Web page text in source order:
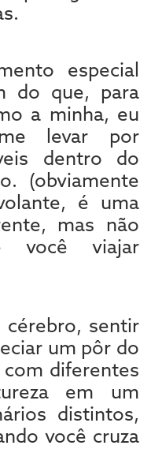
especial
do que, para
a minha, eu
levar por
dentro do
(obviamente
é uma
mas não
viajar
cérebro, sentir
um pôr do
diferentes
em um
distintos,
você cruza